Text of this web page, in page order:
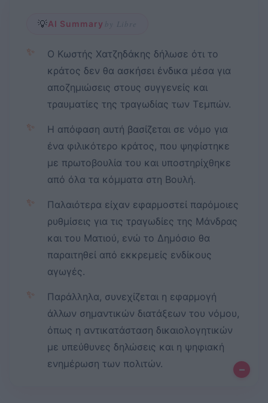
💡AI Summary by Libre
✨
Ο Κωστής Χατζηδάκης δήλωσε ότι το
κράτος δεν θα ασκήσει ένδικα μέσα για
αποζημιώσεις στους συγγενείς και
τραυματίες της τραγωδίας των Τεμπών.
✨
Η απόφαση αυτή βασίζεται σε νόμο για
ένα φιλικότερο κράτος, που ψηφίστηκε
με πρωτοβουλία του και υποστηρίχθηκε
από όλα τα κόμματα στη Βουλή.
✨
Παλαιότερα είχαν εφαρμοστεί παρόμοιες
ρυθμίσεις για τις τραγωδίες της Μάνδρας
και του Ματιού, ενώ το Δημόσιο θα
παραιτηθεί από εκκρεμείς ενδίκους
αγωγές.
✨
Παράλληλα, συνεχίζεται η εφαρμογή
άλλων σημαντικών διατάξεων του νόμου,
όπως η αντικατάσταση δικαιολογητικών
με υπεύθυνες δηλώσεις και η ψηφιακή
ενημέρωση των πολιτών.
–